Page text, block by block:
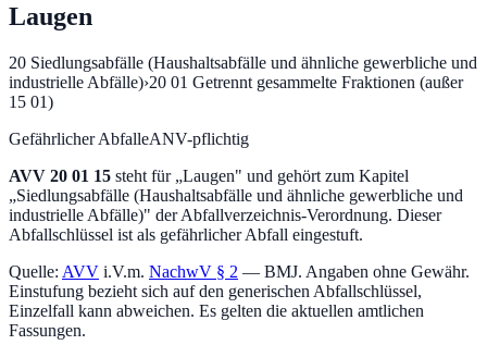
Laugen
20 Siedlungsabfälle (Haushaltsabfälle und ähnliche gewerbliche und
industrielle Abfälle)›20 01 Getrennt gesammelte Fraktionen (außer
15 01)
Gefährlicher AbfalleANV-pflichtig
AVV 20 01 15 steht für „Laugen" und gehört zum Kapitel
„Siedlungsabfälle (Haushaltsabfälle und ähnliche gewerbliche und
industrielle Abfälle)" der Abfallverzeichnis-Verordnung. Dieser
Abfallschlüssel ist als gefährlicher Abfall eingestuft.
Quelle: AVV i.V.m. NachwV § 2 — BMJ. Angaben ohne Gewähr.
Einstufung bezieht sich auf den generischen Abfallschlüssel,
Einzelfall kann abweichen. Es gelten die aktuellen amtlichen
Fassungen.